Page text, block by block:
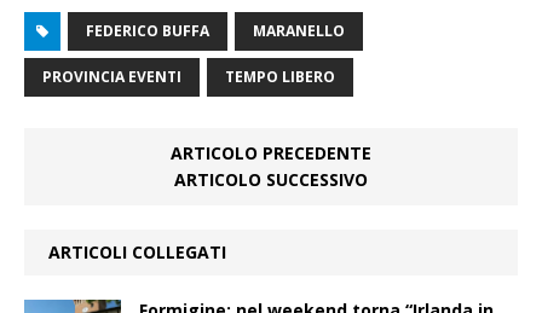
FEDERICO BUFFA MARANELLO
PROVINCIA EVENTI TEMPO LIBERO
ARTICOLO PRECEDENTE
ARTICOLO SUCCESSIVO
ARTICOLI COLLEGATI